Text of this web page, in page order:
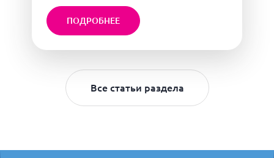
Все статьи раздела
ПОДРОБНЕЕ